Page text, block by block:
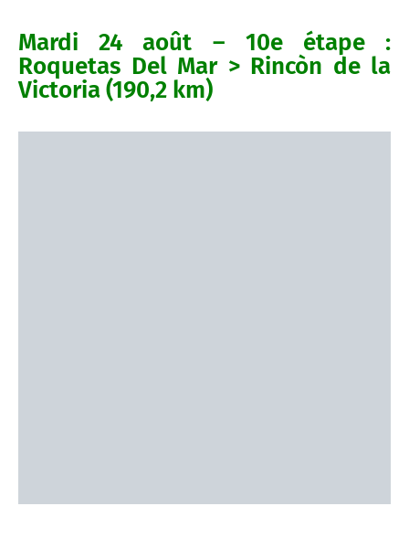
Mardi 24 août – 10e étape :
Roquetas Del Mar > Rincòn de la
Victoria (190,2 km)